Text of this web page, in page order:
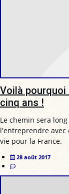
Voilà
cinq ans !
Le chemin sera
l'entreprendre avec
vie pour la France.
28 août 2017